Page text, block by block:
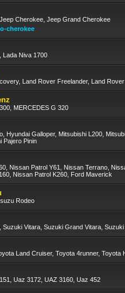
Cherokee, Jeep Grand Cherokee
cherokee
Lada Niva 1700
Land Rover Freelander, Land
MERCEDES G 320
Hyundai Galloper, Mitsubishi L200,
Pajero Pinin
Nissan Patrol Y61, Nissan Terrano,
Nissan Patrol K260, Ford Maverick
Rodeo
Suzuki Vitara, Suzuki Grand Vitara,
Land Cruiser, Toyota 4runner, Toyota
Uaz 3172, UAZ 3160, Uaz 452